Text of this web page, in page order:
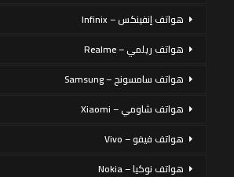
هواتف إنفينكس – Infinix
هواتف ريلمي – Realme
هواتف سامسونج – Samsung
هواتف شاومي – Xiaomi
هواتف فيفو – Vivo
هواتف نوكيا – Nokia